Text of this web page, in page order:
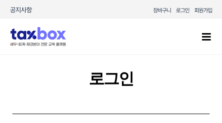
콘텐츠로
공지사항 장바구니 로그인 회원가입
로그인